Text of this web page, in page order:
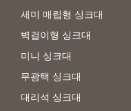
세미 매립형 싱크대
벽걸이형 싱크대
미니 싱크대
무광택 싱크대
대리석 싱크대